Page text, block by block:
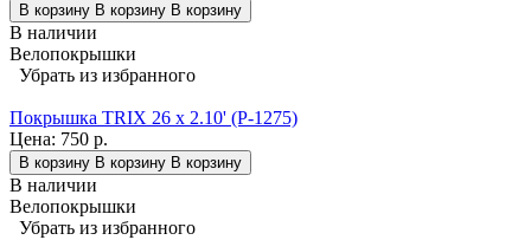
В корзину В корзину В корзину
В наличии
Велопокрышки
Убрать из избранного
Покрышка TRIX 26 x 2.10' (P-1275)
Цена: 750 р.
В корзину В корзину В корзину
В наличии
Велопокрышки
Убрать из избранного